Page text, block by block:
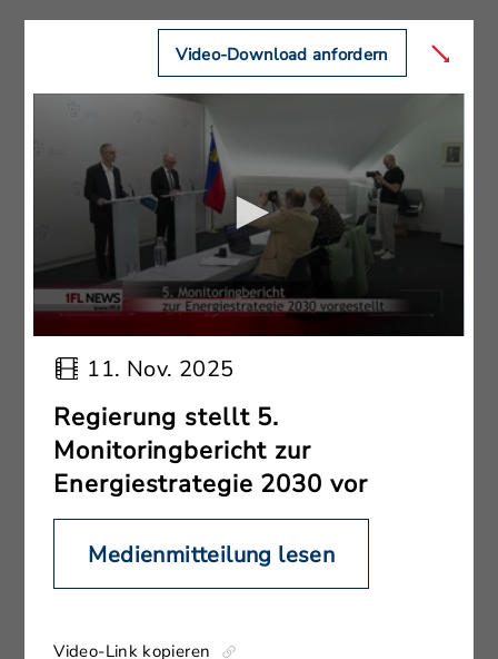
Video-Download anfordern
11. Nov. 2025
Regierung stellt 5.
Monitoringbericht zur
Energiestrategie 2030 vor
Medienmitteilung lesen
Video-Link kopieren